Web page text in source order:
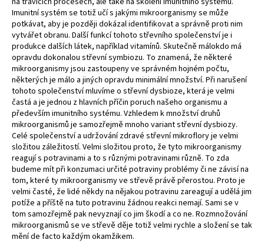
Imunitní systém se totiž učí s jakými mikroorganismy se může
potkávat, aby je později dokázal identifikovat a správně proti nim
vytvářet obranu. Další funkcí tohoto střevního společenství je i
produkce dalších látek, například vitamínů. Skutečně málokdo má
opravdu dokonalou střevní symbiozu. To znamená, že některé
mikroorganismy jsou zastoupeny ve správném hojném počtu,
některých je málo a jiných opravdu minimální množství. Při narušení
tohoto společenství mluvíme o střevní dysbioze, která je velmi
častá a je jednou z hlavních příčin poruch našeho organismu a
především imunitního systému. Vzhledem k množství druhů
mikroorganismů je samozřejmě mnoho variant střevní dysbiozy.
Celé společenství a udržování zdravé střevní mikroflory je velmi
složitou záležitostí. Velmi složitou proto, že tyto mikroorganismy
reagují s potravinami a to s různými potravinami různě. To zda
budeme mít při konzumaci určité potraviny problémy či ne závisí na
tom, které ty mikroorganismy ve střevě právě přerostou. Proto je
velmi časté, že lidé někdy na nějakou potravinu zareagují a udělá jim
potíže a příště na tuto potravinu žádnou reakci nemají. Sami se v
tom samozřejmě pak nevyznají co jim škodí a co ne. Rozmnožování
mikroorganismů se ve střevě děje totiž velmi rychle a složení se tak
mění de facto každým okamžikem.
HLEDAT
D
o
p
o
r
u
č
u
j
e
m
e